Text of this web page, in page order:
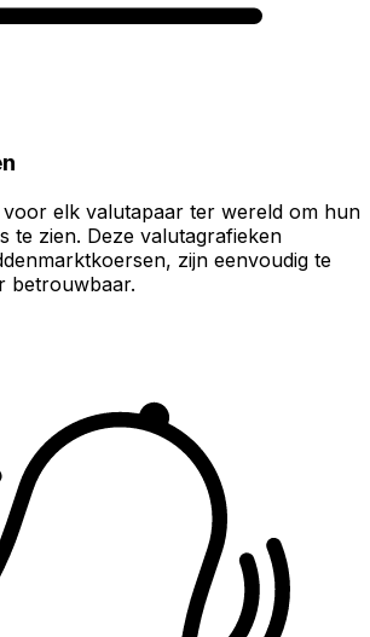
elk valutapaar ter wereld om hun
te zien. Deze valutagrafieken
zijn eenvoudig te
betrouwbaar.